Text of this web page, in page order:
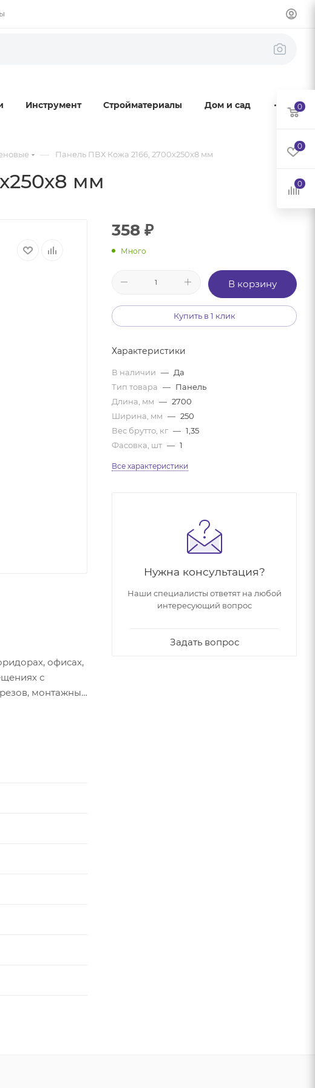
Инструмент Стройматериалы Дом и сад
— Панель ПВХ Кожа 2166, 2700х250х8 мм
мм
офисах,
с
монтажных
и
358 ₽
Много
В корзину
Купить в 1 клик
Характеристики
В наличии — Да
Тип товара — Панель
Длина, мм — 2700
Ширина, мм — 250
Вес брутто, кг — 1,35
Фасовка, шт — 1
Все характеристики
Нужна консультация?
Наши специалисты ответят на любой
интересующий вопрос
Задать вопрос
0
0
0